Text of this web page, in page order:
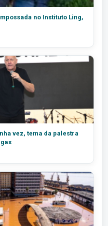
no Instituto Ling,
vez, tema da palestra